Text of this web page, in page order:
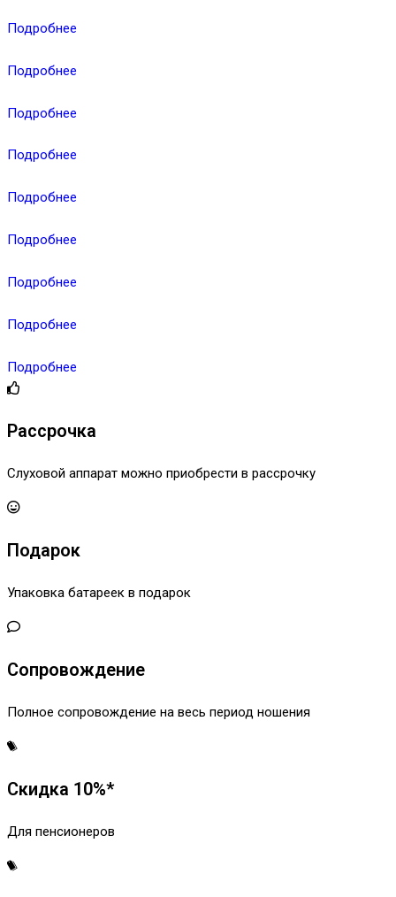
Подробнее
Подробнее
Подробнее
Подробнее
Подробнее
Подробнее
Подробнее
Подробнее
Подробнее
Рассрочка
Слуховой аппарат можно приобрести в рассрочку
Подарок
Упаковка батареек в подарок
Сопровождение
Полное сопровождение на весь период ношения
Скидка 10%*
Для пенсионеров